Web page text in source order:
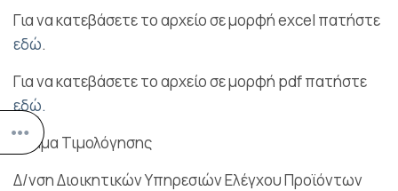
Για να κατεβάσετε το αρχείο σε μορφή excel πατήστε
εδώ.
Για να κατεβάσετε το αρχείο σε μορφή pdf πατήστε
εδώ.
Τμήμα Τιμολόγησης
Δ/νση Διοικητικών Υπηρεσιών Ελέγχου Προϊόντων